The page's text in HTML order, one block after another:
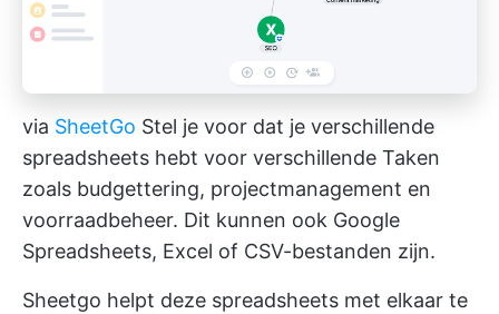
via SheetGo Stel je voor dat je verschillende
spreadsheets hebt voor verschillende Taken
zoals budgettering, projectmanagement en
voorraadbeheer. Dit kunnen ook Google
Spreadsheets, Excel of CSV-bestanden zijn.
Sheetgo helpt deze spreadsheets met elkaar te